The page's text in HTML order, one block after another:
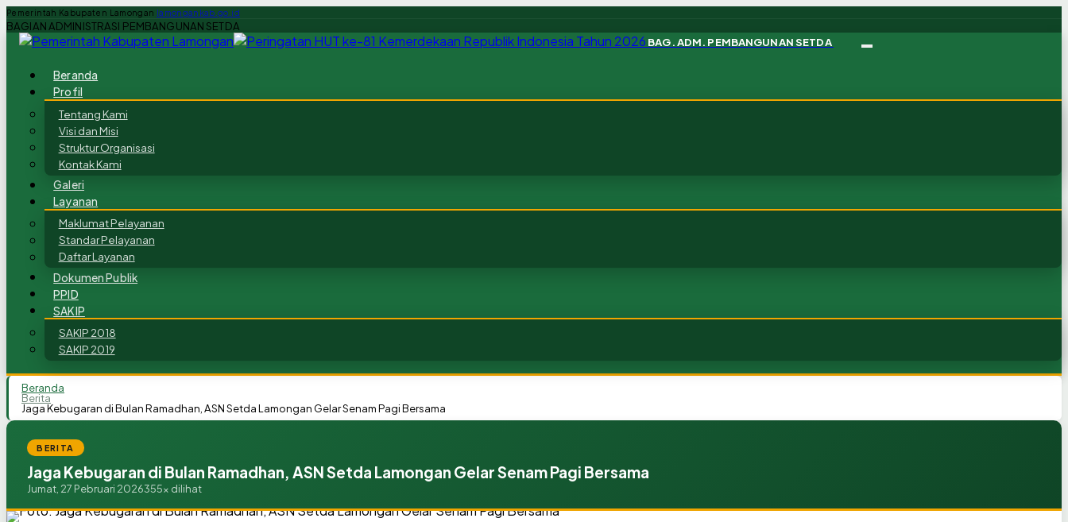
Pemerintah Kabupaten Lamongan lamongankab.go.id
BAGIAN ADMINISTRASI PEMBANGUNAN SETDA
BAG. ADM. PEMBANGUNAN SETDA
Beranda
Profil
Tentang Kami
Visi dan Misi
Struktur Organisasi
Kontak Kami
Galeri
Layanan
Maklumat Pelayanan
Standar Pelayanan
Daftar Layanan
Dokumen Publik
PPID
SAKIP
SAKIP 2018
SAKIP 2019
Beranda
Berita
Jaga Kebugaran di Bulan Ramadhan, ASN Setda Lamongan Gelar Senam Pagi Bersama
BERITA
Jaga Kebugaran di Bulan Ramadhan, ASN Setda Lamongan Gelar Senam Pagi Bersama
Jumat, 27 Pebruari 2026355x dilihat